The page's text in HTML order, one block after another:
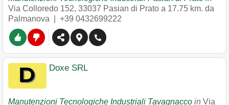
Via Colloredo 152, 33037 Pasian di Prato a 17.75 km. da
Palmanova | +39 0432699222
Doxe SRL
Manutenzioni Tecnologiche Industriali Tavagnacco in Via